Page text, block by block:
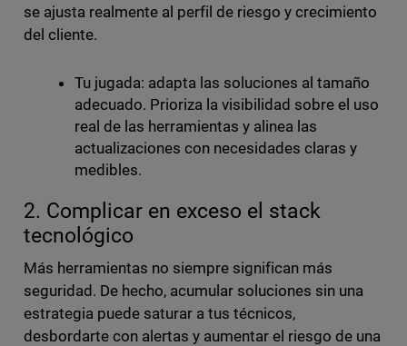
se ajusta realmente al perfil de riesgo y crecimiento
del cliente.
Tu jugada: adapta las soluciones al tamaño
adecuado. Prioriza la visibilidad sobre el uso
real de las herramientas y alinea las
actualizaciones con necesidades claras y
medibles.
2. Complicar en exceso el stack
tecnológico
Más herramientas no siempre significan más
seguridad. De hecho, acumular soluciones sin una
estrategia puede saturar a tus técnicos,
desbordarte con alertas y aumentar el riesgo de una